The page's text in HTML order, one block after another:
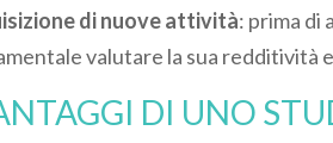
di nuove attività: prima di
valutare la sua redditività
DI UNO